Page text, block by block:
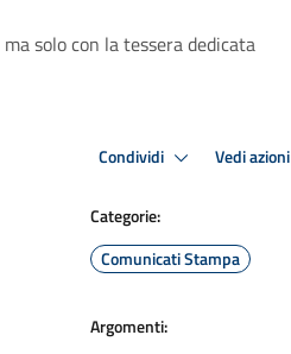
solo con la tessera dedicata
Condividi Vedi azioni
Categorie:
Comunicati Stampa
Argomenti: